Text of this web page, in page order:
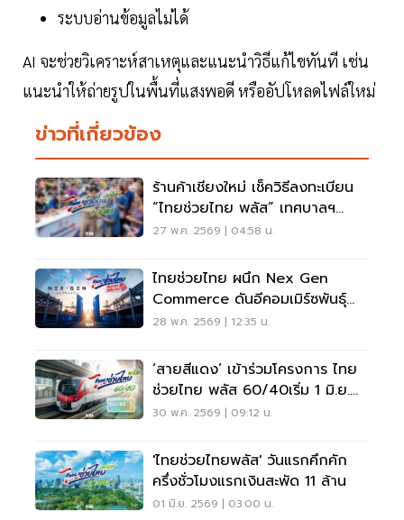
ระบบอ่านข้อมูลไม่ได้
AI จะช่วยวิเคราะห์สาเหตุและแนะนำวิธีแก้ไขทันที เช่น
แนะนำให้ถ่ายรูปในพื้นที่แสงพอดี หรืออัปโหลดไฟล์ใหม่
ข่าวที่เกี่ยวข้อง
ร้านค้าเชียงใหม่ เช็ควิธีลงทะเบียน
“ไทยช่วยไทย พลัส” เทศบาลฯ
ลงพื้นที่ยืนยันตัวตน
27 พ.ค. 2569 | 04:58 น.
ไทยช่วยไทย ผนึก Nex Gen
Commerce ดันอีคอมเมิร์ซพันธุ์
ไทย ปลุก SME สู้ต่างชาติ
28 พ.ค. 2569 | 12:35 น.
‘สายสีแดง’ เข้าร่วมโครงการ ไทย
ช่วยไทย พลัส 60/40เริ่ม 1 มิ.ย.
69
30 พ.ค. 2569 | 09:12 น.
'ไทยช่วยไทยพลัส' วันแรกคึกคัก
ครึ่งชั่วโมงแรกเงินสะพัด 11 ล้าน
01 มิ.ย. 2569 | 03:00 น.